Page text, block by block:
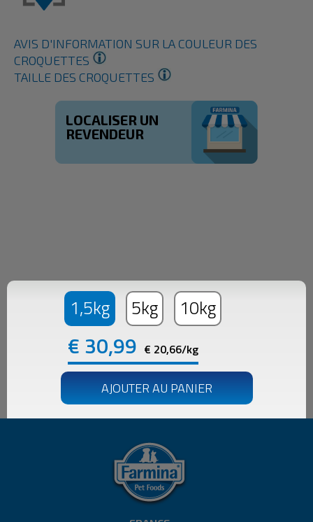
AVIS D'INFORMATION SUR LA COULEUR DES
CROQUETTES
TAILLE DES CROQUETTES
LOCALISER UN
REVENDEUR
1,5kg 5kg 10kg
€30,99 € 20,66/kg